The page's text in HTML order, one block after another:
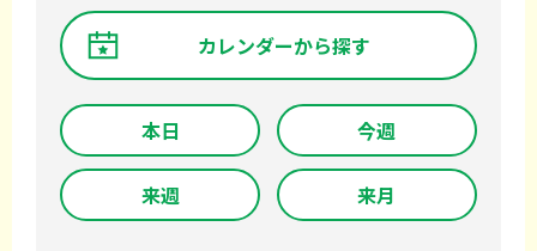
カレンダーから探す
本日 今週
来週 来月